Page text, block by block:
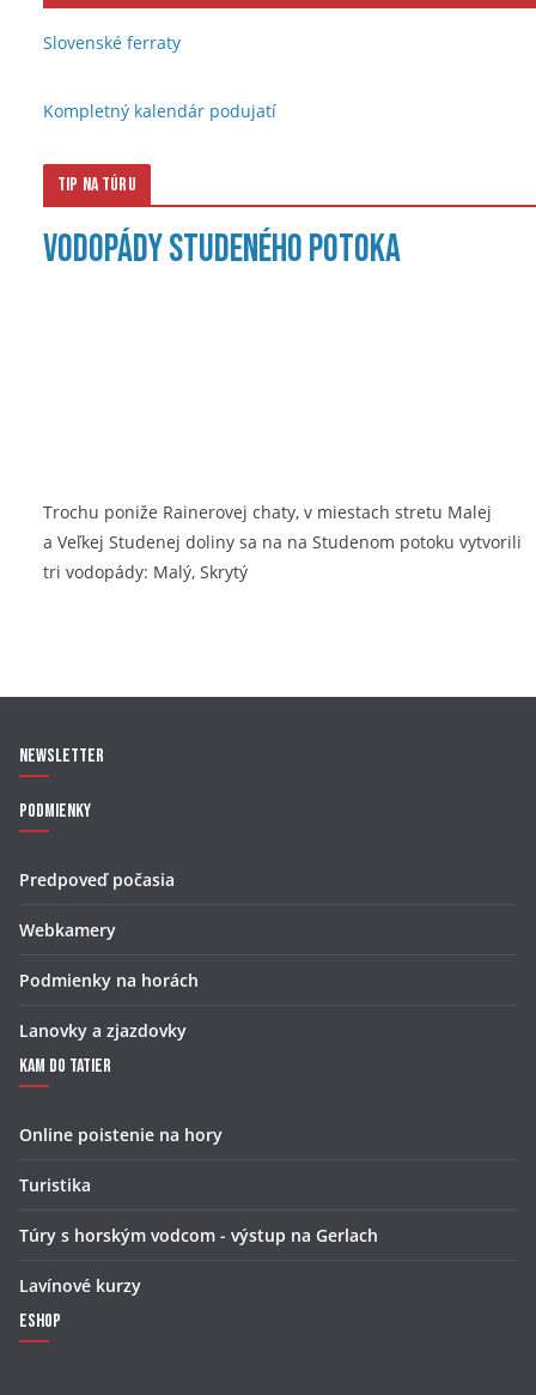
Slovenské ferraty
Kompletný kalendár podujatí
Tip na túru
Vodopády Studeného potoka
Trochu poniže Rainerovej chaty, v miestach stretu Malej
a Veľkej Studenej doliny sa na na Studenom potoku vytvorili
tri vodopády: Malý, Skrytý
Newsletter
Podmienky
Predpoveď počasia
Webkamery
Podmienky na horách
Lanovky a zjazdovky
Kam do Tatier
Online poistenie na hory
Turistika
Túry s horským vodcom - výstup na Gerlach
Lavínové kurzy
Eshop